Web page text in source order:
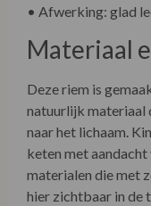
• Afwerking: glad
Materiaal
Deze riem is
natuurlijk materiaal
naar het lichaam.
keten met
materialen die met
hier zichtbaar in de